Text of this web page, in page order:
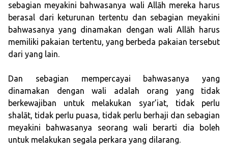
sebagian meyakini bahwasanya wali Allāh mereka harus
berasal dari keturunan tertentu dan sebagian meyakini
bahwasanya yang dinamakan dengan wali Allāh harus
memiliki pakaian tertentu, yang berbeda pakaian tersebut
dari yang lain.
Dan sebagian mempercayai bahwasanya yang
dinamakan dengan wali adalah orang yang tidak
berkewajiban untuk melakukan syar’iat, tidak perlu
shalāt, tidak perlu puasa, tidak perlu berhaji dan sebagian
meyakini bahwasanya seorang wali berarti dia boleh
untuk melakukan segala perkara yang dilarang.